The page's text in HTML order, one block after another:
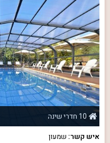
10 חדרי שינה
איש קשר: שמעון